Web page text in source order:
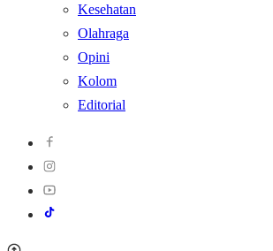
Kesehatan
Olahraga
Opini
Kolom
Editorial